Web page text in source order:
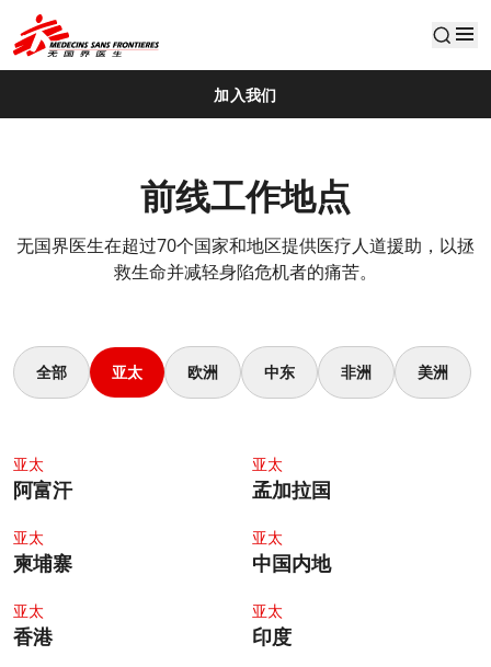
default
加入我们
前线工作地点
无国界医生在超过70个国家和地区提供医疗人道援助，以拯
救生命并减轻身陷危机者的痛苦。
全部 亚太 欧洲 中东 非洲 美洲
4.1.1 Thumbnail Afghanistan
亚太
阿富汗
4.1.1 Thumbnail Bangladesh
亚太
孟加拉国
Cambodia Thumbnail
亚太
柬埔寨
China Tn
亚太
中国内地
Hk Tn
亚太
香港
India Tn
亚太
印度